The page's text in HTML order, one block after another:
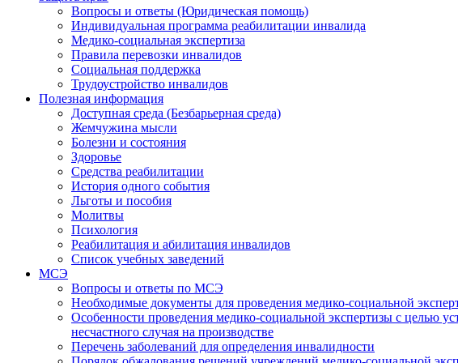
Вопросы и ответы (Юридическая помощь)
Индивидуальная программа реабилитации инвалида
Медико-социальная экспертиза
Правила перевозки инвалидов
Социальная поддержка
Трудоустройство инвалидов
Полезная информация
Доступная среда (Безбарьерная среда)
Жемчужина мысли
Болезни и состояния
Здоровье
Средства реабилитации
История одного события
Льготы и пособия
Молитвы
Психология
Реабилитация и абилитация инвалидов
Список учебных заведений
МСЭ
Вопросы и ответы по МСЭ
Необходимые документы для проведения медико-социальной
Особенности проведения медико-социальной экспертизы с целью
несчастного случая на производстве
Перечень заболеваний для определения инвалидности